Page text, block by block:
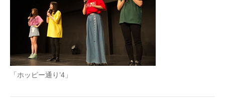
「ホッピー通り’4」